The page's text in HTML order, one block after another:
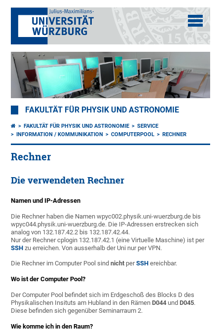
FAKULTÄT FÜR PHYSIK UND ASTRONOMIE
FAKULTÄT FÜR PHYSIK UND ASTRONOMIE
SERVICE
INFORMATION / KOMMUNIKATION
COMPUTERPOOL RECHNER
Rechner
Die verwendeten Rechner
Namen und IP-Adressen
Die Rechner haben die Namen wpyc002.physik.uni-wuerzburg.de bis
wpyc044.physik.uni-wuerzburg.de. Die IP-Adressen erstrecken sich
analog von 132.187.42.2 bis 132.187.42.44.
Nur der Rechner cplogin 132.187.42.1 (eine Virtuelle Maschine) ist per
SSH zu erreichen. Von ausserhalb der Uni nur per VPN.
Die Rechner im Computer Pool sindnicht perSSH ereichbar.
Wo ist der Computer Pool?
Der Computer Pool befindet sich im Erdgeschoß des Blocks D des
Physikalischen Insituts am Hubland in den RämenD044 undD045.
Diese befinden sich gegenüber Seminarraum 2.
Wie komme ich in den Raum?